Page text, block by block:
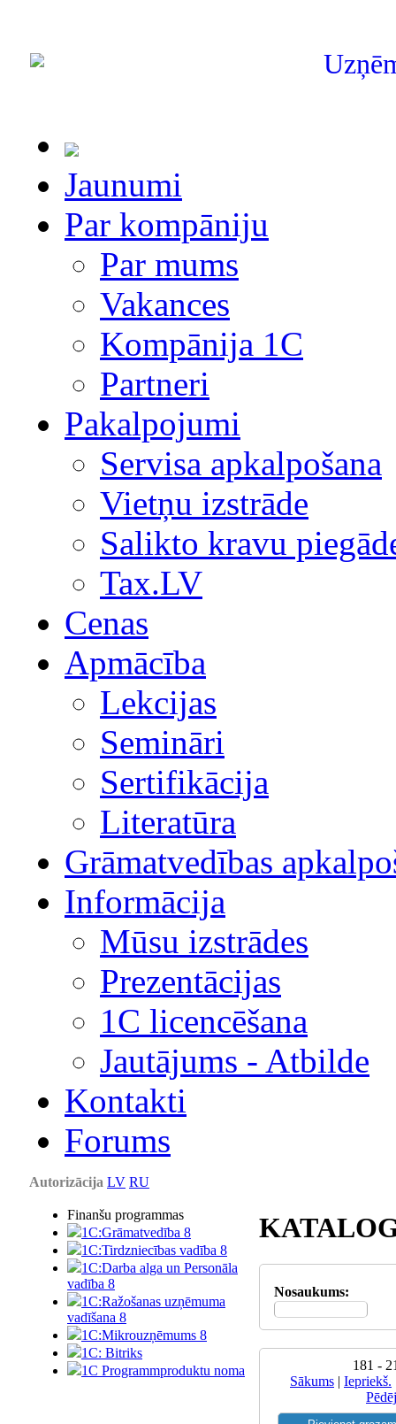
Jaunumi
Par kompāniju
Par mums
Vakances
Kompānija 1С
Partneri
Pakalpojumi
Servisa apkalpošana
Vietņu izstrāde
Salikto kravu
Tax.LV
Cenas
Apmācība
Lekcijas
Semināri
Sertifikācija
Literatūra
Grāmatvedības
Informācija
Mūsu izstrādes
Prezentācijas
1С licencēšana
Jautājums - Atbilde
Kontakti
Forums
Autorizācija LV RU
Finanšu programmas
1C:Grāmatvedība 8
1C:Tirdzniecības vadība 8
1C:Darba alga un Personāla
vadība 8
1C:Ražošanas uzņēmuma
vadīšana 8
1С:Мikrouzņēmums 8
1C: Bitriks
1C Programmproduktu noma
Nosaukums:
181 -
Sākums | Iepriekš.